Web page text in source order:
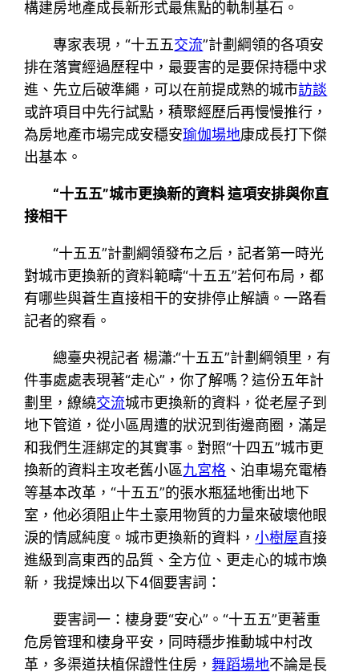
構建房地產成長新形式最焦點的軌制基石。
專家表現，“十五五交流”計劃綱領的各項安
排在落實經過歷程中，最要害的是要保持穩中求
進、先立后破準繩，可以在前提成熟的城市訪談
或許項目中先行試點，積聚經歷后再慢慢推行，
為房地產市場完成安穩安瑜伽場地康成長打下傑
出基本。
“十五五”城市更換新的資料 這項安排與你直
接相干
“十五五”計劃綱領發布之后，記者第一時光
對城市更換新的資料範疇“十五五”若何布局，都
有哪些與蒼生直接相干的安排停止解讀。一路看
記者的察看。
總臺央視記者 楊瀟:“十五五”計劃綱領里，有
件事處處表現著“走心”，你了解嗎？這份五年計
劃里，繚繞交流城市更換新的資料，從老屋子到
地下管道，從小區周遭的狀況到街邊商圈，滿是
和我們生涯綁定的其實事。對照“十四五”城市更
換新的資料主攻老舊小區九宮格 、泊車場充電樁
等基本改革，“十五五”的張水瓶猛地衝出地下
室，他必須阻止牛土豪用物質的力量來破壞他眼
淚的情感純度。城市更換新的資料，小樹屋直接
進級到高東西的品質、全方位、更走心的城市煥
新，我提煉出以下4個要害詞：
要害詞一：棲身要“安心”。“十五五”更著重
危房管理和棲身平安，同時穩步推動城中村改
革，多渠道扶植保證性住房， 舞蹈場地不論是長